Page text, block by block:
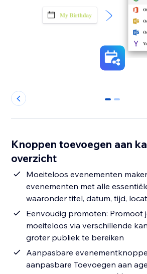
0 1
Knoppen toevoegen aan
overzicht
Moeiteloos evenementen
evenementen met alle
waaronder titel, datum, tijd,
Eenvoudig promoten: Promoot
moeiteloos via verschillende
groter publiek te bereiken
Aanpasbare
aanpasbare Toevoegen aan